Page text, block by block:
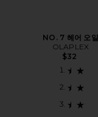
NO. 7 헤어 오일
OLAPLEX
$32